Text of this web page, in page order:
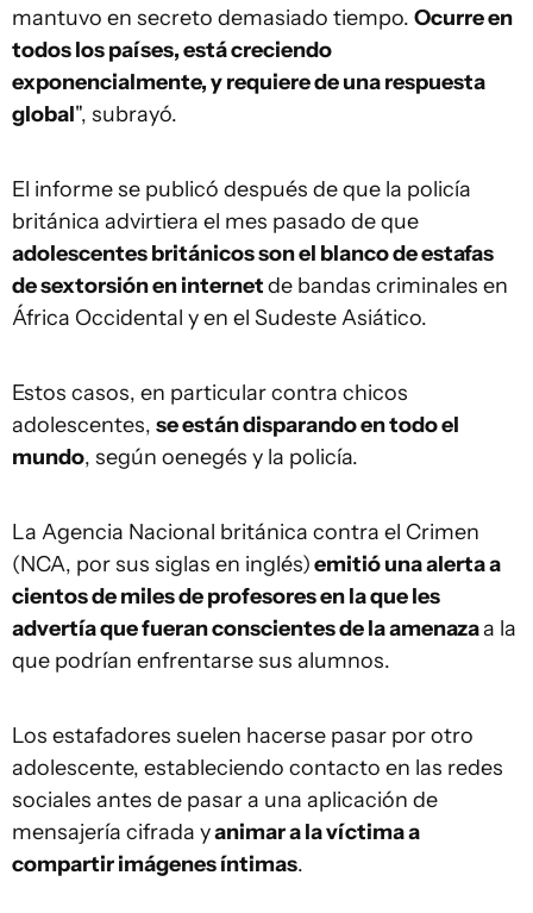
mantuvo en secreto demasiado tiempo. Ocurre en
todos los países, está creciendo
exponencialmente, y requiere de una respuesta
global", subrayó.
El informe se publicó después de que la policía
británica advirtiera el mes pasado de que
adolescentes británicos son el blanco de estafas
de sextorsión en internetde bandas criminales en
África Occidental y en el Sudeste Asiático.
Estos casos, en particular contra chicos
adolescentes, se están disparando en todo el
mundo, según oenegés y la policía.
La Agencia Nacional británica contra el Crimen
(NCA, por sus siglas en inglés)emitió una alerta a
cientos de miles de profesores en la que les
advertía que fueran conscientes de la amenazaa la
que podrían enfrentarse sus alumnos.
Los estafadores suelen hacerse pasar por otro
adolescente, estableciendo contacto en las redes
sociales antes de pasar a una aplicación de
mensajería cifrada yanimar a la víctima a
compartir imágenes íntimas.